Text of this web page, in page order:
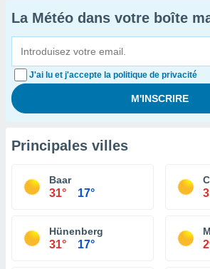
La Météo dans votre boîte
J'ai lu et j'accepte la politique de privacité
Principales villes
Baar
31° 17°
Hünenberg
31° 17°